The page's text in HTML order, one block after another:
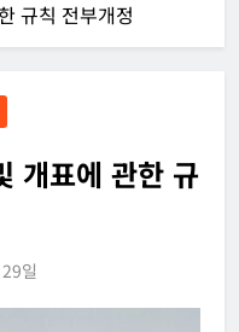
규칙 전부개정
개표에 관한 규
일